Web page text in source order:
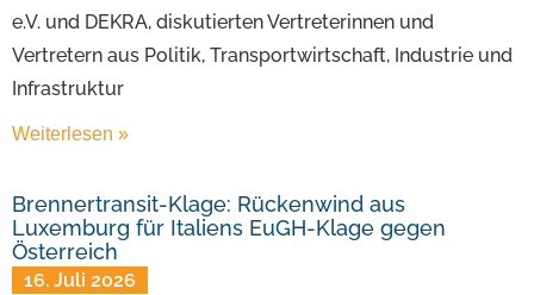
e.V. und DEKRA, diskutierten Vertreterinnen und
Vertretern aus Politik, Transportwirtschaft, Industrie und
Infrastruktur
Weiterlesen »
Brennertransit-Klage: Rückenwind aus
Luxemburg für Italiens EuGH-Klage gegen
Österreich
16. Juli 2026